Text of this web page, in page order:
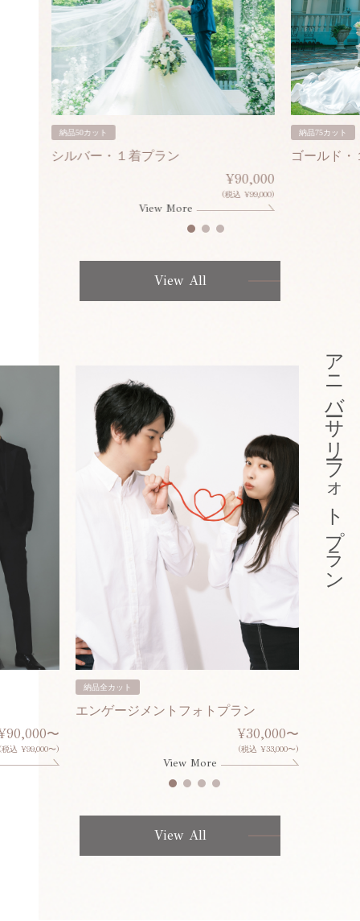
納品50カット
シルバー・１着プラン
¥90,000
(税込 ¥99,000)
View More
納品75カット
ゴールド・
View All
〜
(税込 ¥99,000〜)
納品全カット
エンゲージメントフォトプラン
¥30,000〜
(税込 ¥33,000〜)
View More
アニバーサリーフォトプラン
View All